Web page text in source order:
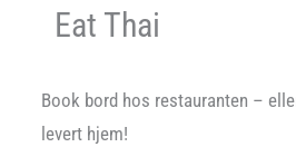
Eat Thai
Book bord hos restauranten –
levert hjem!